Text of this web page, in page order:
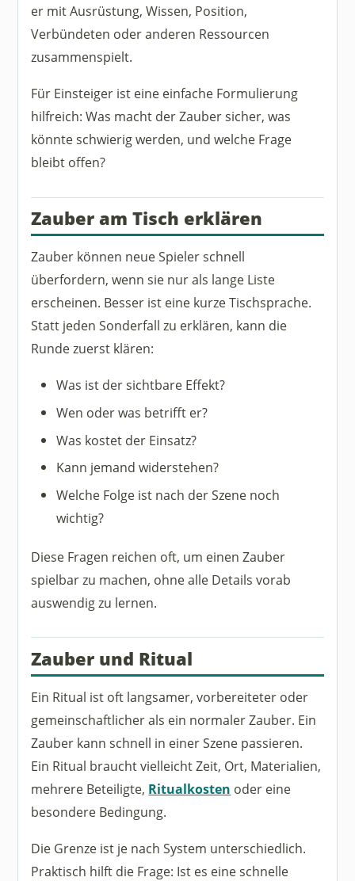
er mit Ausrüstung, Wissen, Position,
Verbündeten oder anderen Ressourcen
zusammenspielt.
Für Einsteiger ist eine einfache Formulierung
hilfreich: Was macht der Zauber sicher, was
könnte schwierig werden, und welche Frage
bleibt offen?
Zauber am Tisch erklären
Zauber können neue Spieler schnell
überfordern, wenn sie nur als lange Liste
erscheinen. Besser ist eine kurze Tischsprache.
Statt jeden Sonderfall zu erklären, kann die
Runde zuerst klären:
Was ist der sichtbare Effekt?
Wen oder was betrifft er?
Was kostet der Einsatz?
Kann jemand widerstehen?
Welche Folge ist nach der Szene noch
wichtig?
Diese Fragen reichen oft, um einen Zauber
spielbar zu machen, ohne alle Details vorab
auswendig zu lernen.
Zauber und Ritual
Ein Ritual ist oft langsamer, vorbereiteter oder
gemeinschaftlicher als ein normaler Zauber. Ein
Zauber kann schnell in einer Szene passieren.
Ein Ritual braucht vielleicht Zeit, Ort, Materialien,
mehrere Beteiligte, Ritualkosten oder eine
besondere Bedingung.
Die Grenze ist je nach System unterschiedlich.
Praktisch hilft die Frage: Ist es eine schnelle